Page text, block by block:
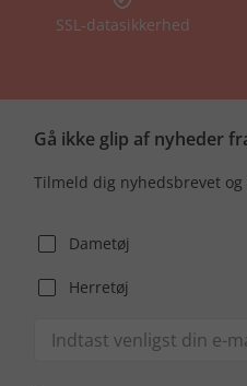
SSL-datasikkerhed
Gå ikke glip af nyheder
Tilmeld dig nyhedsbrevet
Dametøj
Herretøj